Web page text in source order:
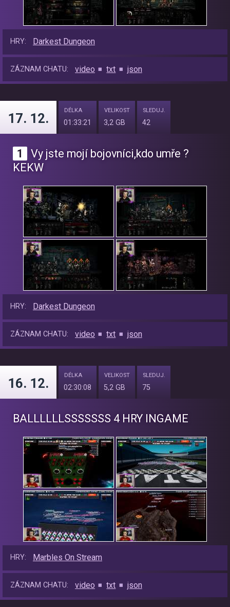
HRY: Darkest Dungeon
ZÁZNAM CHATU: video txt json
17. 12.
DÉLKA
01:33:21
VELIKOST
3,2 GB
SLEDUJ.
42
1
Vy jste mojí bojovníci,kdo umře ?
KEKW
HRY: Darkest Dungeon
ZÁZNAM CHATU: video txt json
16. 12.
DÉLKA
02:30:08
VELIKOST
5,2 GB
SLEDUJ.
75
BALLLLLLSSSSSSS 4 HRY INGAME
HRY: Marbles On Stream
ZÁZNAM CHATU: video txt json